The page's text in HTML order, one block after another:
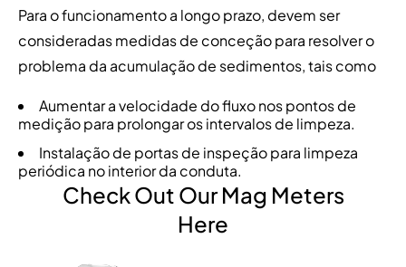
Para o funcionamento a longo prazo, devem ser
consideradas medidas de conceção para resolver o
problema da acumulação de sedimentos, tais como
Aumentar a velocidade do fluxo nos pontos de
medição para prolongar os intervalos de limpeza.
Instalação de portas de inspeção para limpeza
periódica no interior da conduta.
Check Out Our Mag Meters
Here